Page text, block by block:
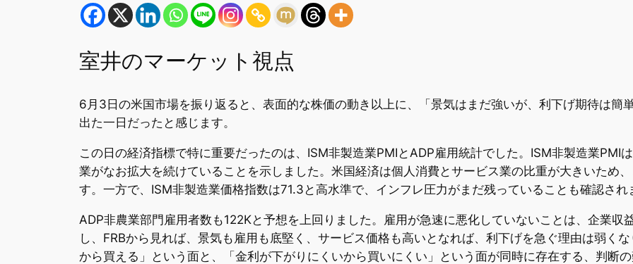
室井のマーケット視点
6月3日の米国市場を振り返ると、表面的な株価の動き以上に、「景気はまだ強いが、利下げ期待は簡
出た一日だったと感じます。
この日の経済指標で特に重要だったのは、ISM非製造業PMIとADP雇用統計でした。ISM非製造業PMI
業がなお拡大を続けていることを示しました。米国経済は個人消費とサービス業の比重が大きいため
す。一方で、ISM非製造業価格指数は71.3と高水準で、インフレ圧力がまだ残っていることも確認され
ADP非農業部門雇用者数も122Kと予想を上回りました。雇用が急速に悪化していないことは、企業収
し、FRBから見れば、景気も雇用も底堅く、サービス価格も高いとなれば、利下げを急ぐ理由は弱く
から買える」という面と、「金利が下がりにくいから買いにくい」という面が同時に存在する、判断